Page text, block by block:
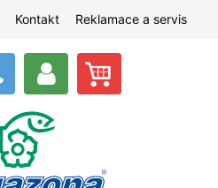
Kontakt Reklamace a servis